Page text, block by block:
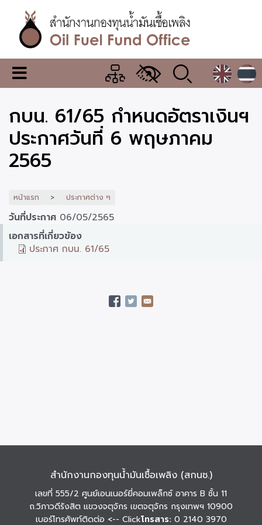
เนื้อหา
หลักสำนักงาน
กองทุน
น้ำมัน
เชื้อ
เพลิง
เมนู
เปลี่ยน
แสดง
ผล
กบน. 61/65 กำหนดอัตราเงินฯ
ประกาศวันที่ 6 พฤษภาคม
2565
หน้าแรก ประกาศต่าง ๆ
วันที่ประกาศ 06/05/2565
เอกสารที่เกี่ยวข้อง
ประกาศ กบน. 61/65
สำนักงานกองทุนน้ำมันเชื้อเพลิง (สกนช.)
เลขที่ 555/2 ศูนย์เอนเนอร์ยี่คอมเพล็กซ์ อาคาร B ชั้น 11
ถ.วิภาวดีรังสิต แขวงจตุจักร เขตจตุจักร กรุงเทพฯ 10900
เบอร์โทรศัพท์ติดต่อ <-- Clickโทรสาร: 0 2140 3970